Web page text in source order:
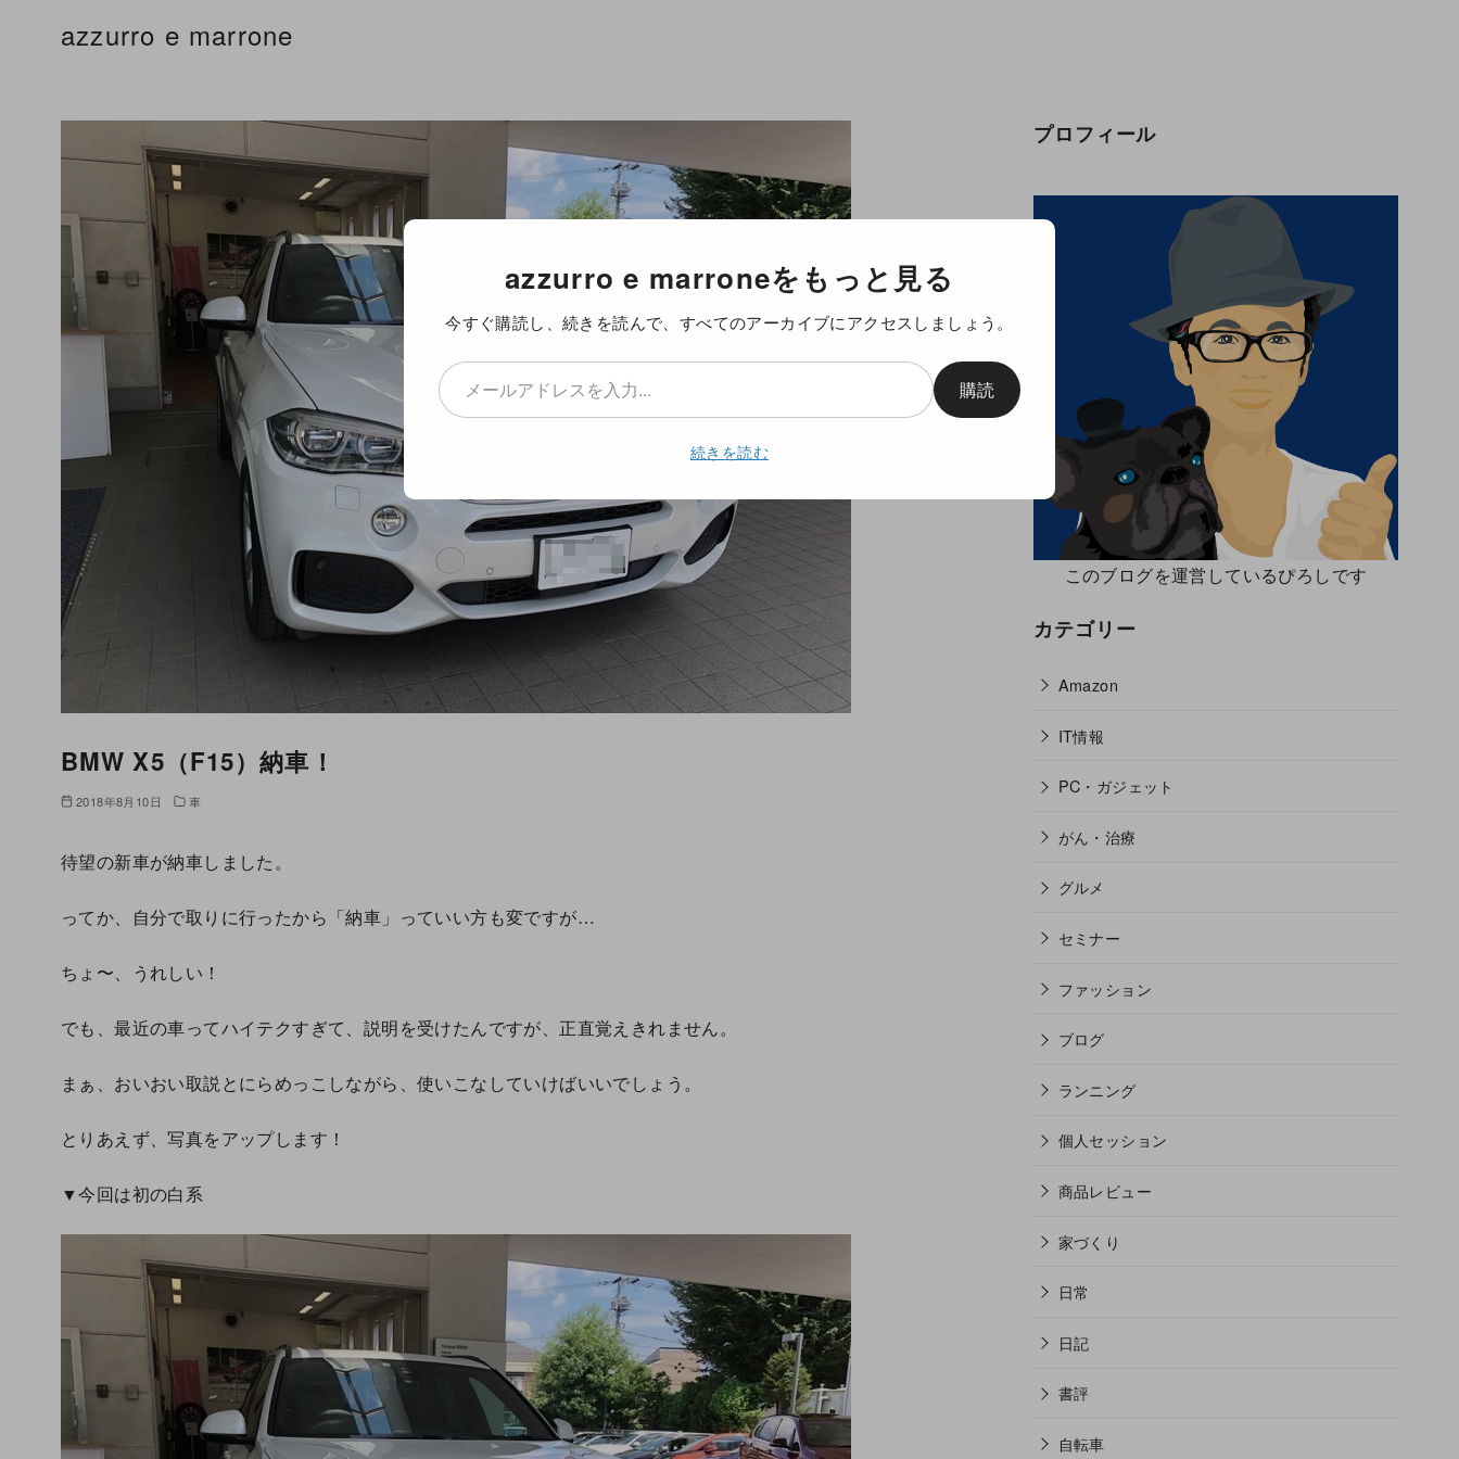
azzurro e marrone
BMW X5（F15）納車！
2018年8月10日 車
待望の新車が納車しました。
ってか、自分で取りに行ったから「納車」っていい方も変ですが…
ちょ〜、うれしい！
でも、最近の車ってハイテクすぎて、説明を受けたんですが、正直覚えきれません。
まぁ、おいおい取説とにらめっこしながら、使いこなしていけばいいでしょう。
とりあえず、写真をアップします！
▼今回は初の白系
プロフィール
このブログを運営しているぴろしです
カテゴリー
Amazon
IT情報
PC・ガジェット
がん・治療
グルメ
セミナー
ファッション
ブログ
ランニング
個人セッション
商品レビュー
家づくり
日常
日記
書評
自転車
azzurro e marroneをもっと見る
今すぐ購読し、続きを読んで、すべてのアーカイブにアクセスしましょう。
購読
続きを読む